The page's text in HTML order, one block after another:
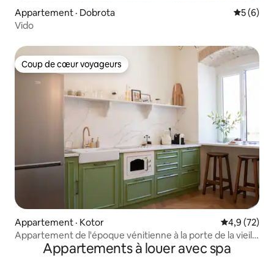
Appartement · Dobrota Note
5 (6)
Vido
Coup de cœur voyageurs
Coup de cœur voyageurs
Appartement · Kotor Note
4,9 (72)
Appartement de l'époque vénitienne à la porte de la vieille
ville de Kotor
Appartements à louer avec spa